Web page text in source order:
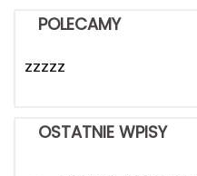
POLECAMY
zzzzz
OSTATNIE WPISY